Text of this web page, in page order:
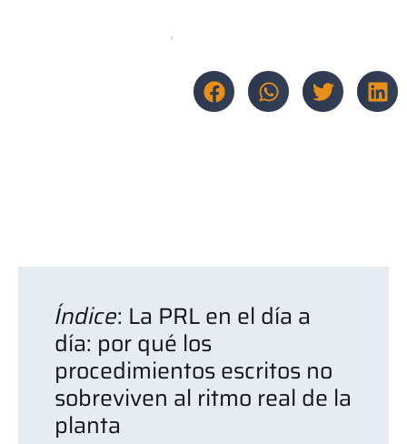
Índice: La PRL en el día a
día: por qué los
procedimientos escritos no
sobreviven al ritmo real de la
planta